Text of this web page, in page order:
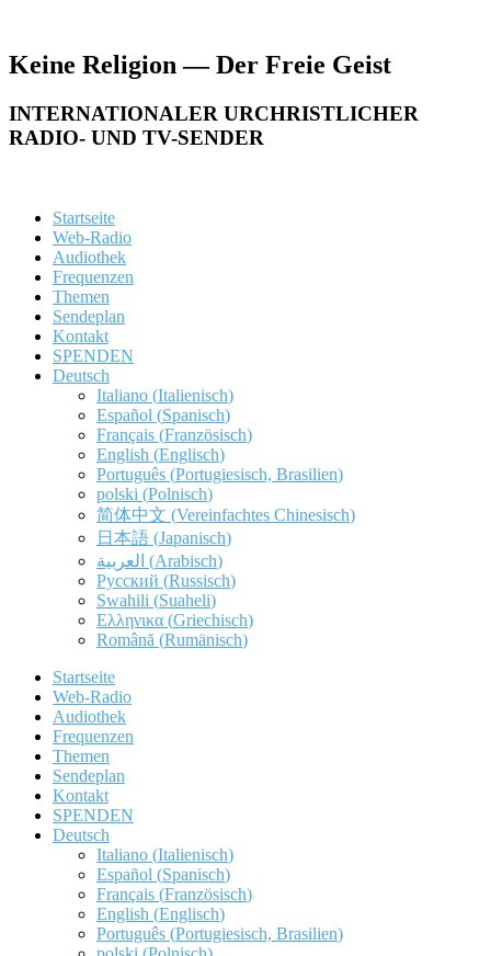
Keine Religion — Der Freie Geist
INTERNATIONALER URCHRISTLICHER
RADIO- UND TV-SENDER
Startseite
Web-Radio
Audiothek
Frequenzen
Themen
Sendeplan
Kontakt
SPENDEN
Deutsch
Italiano (Italienisch)
Español (Spanisch)
Français (Französisch)
English (Englisch)
Português (Portugiesisch, Brasilien)
polski (Polnisch)
简体中文 (Vereinfachtes Chinesisch)
日本語 (Japanisch)
العربية (Arabisch)
Русский (Russisch)
Swahili (Suaheli)
Ελληνικα (Griechisch)
Română (Rumänisch)
Startseite
Web-Radio
Audiothek
Frequenzen
Themen
Sendeplan
Kontakt
SPENDEN
Deutsch
Italiano (Italienisch)
Español (Spanisch)
Français (Französisch)
English (Englisch)
Português (Portugiesisch, Brasilien)